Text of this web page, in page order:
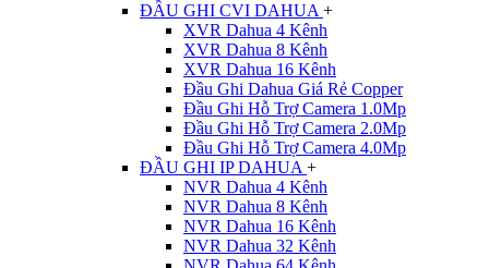
ĐẦU GHI CVI DAHUA +
XVR Dahua 4 Kênh
XVR Dahua 8 Kênh
XVR Dahua 16 Kênh
Đầu Ghi Dahua Giá Rẻ Copper
Đầu Ghi Hỗ Trợ Camera 1.0Mp
Đầu Ghi Hỗ Trợ Camera 2.0Mp
Đầu Ghi Hỗ Trợ Camera 4.0Mp
ĐẦU GHI IP DAHUA +
NVR Dahua 4 Kênh
NVR Dahua 8 Kênh
NVR Dahua 16 Kênh
NVR Dahua 32 Kênh